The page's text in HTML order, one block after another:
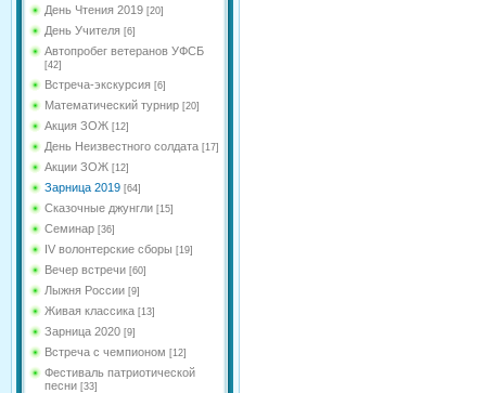
День Чтения 2019 [20]
День Учителя [6]
Автопробег ветеранов УФСБ
[42]
Встреча-экскурсия [6]
Математический турнир [20]
Акция ЗОЖ [12]
День Неизвестного солдата [17]
Акции ЗОЖ [12]
Зарница 2019 [64]
Сказочные джунгли [15]
Семинар [36]
IV волонтерские сборы [19]
Вечер встречи [60]
Лыжня России [9]
Живая классика [13]
Зарница 2020 [9]
Встреча с чемпионом [12]
Фестиваль патриотической
песни [33]